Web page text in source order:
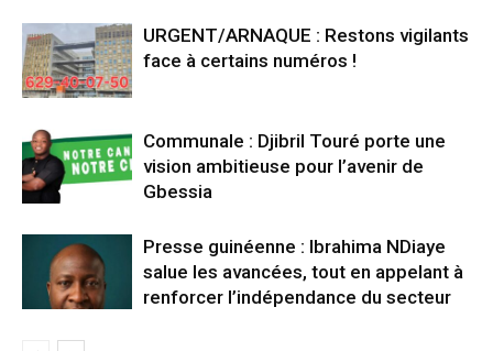
URGENT/ARNAQUE : Restons vigilants
face à certains numéros !
Communale : Djibril Touré porte une
vision ambitieuse pour l’avenir de
Gbessia
Presse guinéenne : Ibrahima NDiaye
salue les avancées, tout en appelant à
renforcer l’indépendance du secteur